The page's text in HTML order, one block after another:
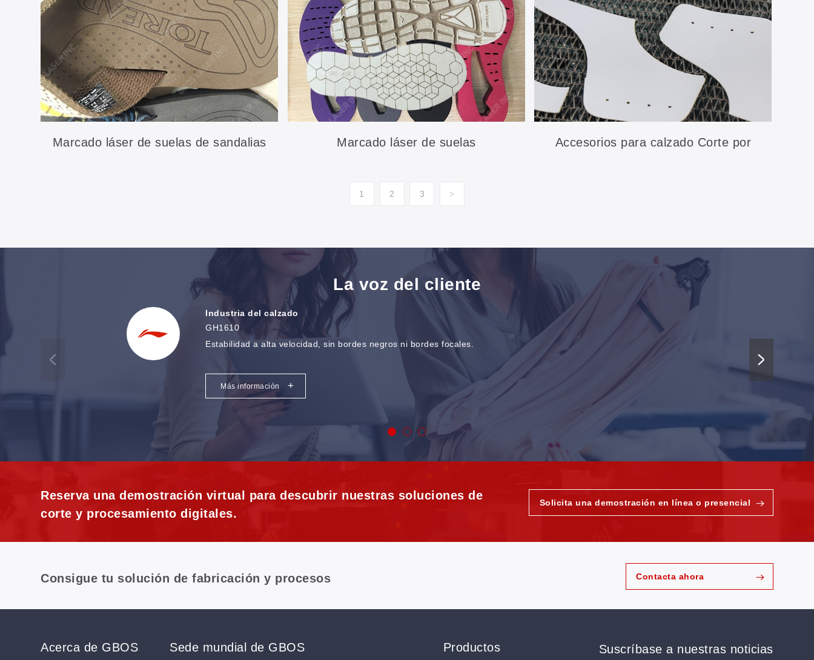
Marcado láser de suelas de sandalias Marcado láser de suelas
Accesorios para calzado Corte por
1 2 3 >
La voz del cliente
Industria del calzado
GH1610
Estabilidad a alta velocidad, sin bordes negros ni bordes focales.
Más información +
Reserva una demostración virtual para descubrir nuestras soluciones de
corte y procesamiento digitales.
Solicita una demostración en línea o presencial
Consigue tu solución de fabricación y procesos Contacta ahora
Acerca de GBOS Sede mundial de GBOS Productos Suscríbase a nuestras noticias